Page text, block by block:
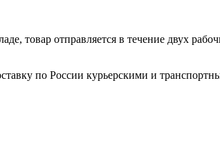
товар отправляется в течение двух
по России курьерскими и